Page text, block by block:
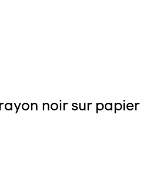
noir sur papier